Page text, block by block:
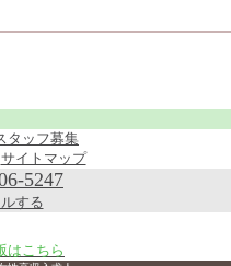
タッフ募集
サイトマップ
5247
する
はこちら